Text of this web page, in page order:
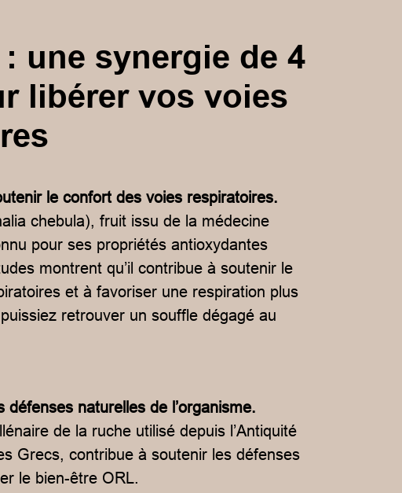
une synergie de 4
libérer vos voies
le confort des voies respiratoires.
chebula), fruit issu de la médecine
pour ses propriétés antioxydantes
montrent qu’il contribue à soutenir le
et à favoriser une respiration plus
retrouver un souffle dégagé au
défenses naturelles de l’organisme.
de la ruche utilisé depuis l’Antiquité
Grecs, contribue à soutenir les défenses
le bien-être ORL.